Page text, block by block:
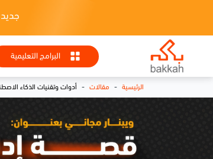
البرامج التعليمية
الرئيسية - مقالات - أدوات وتقنيات الذكاء الاصطناعي